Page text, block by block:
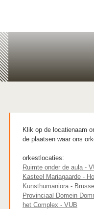
Klik op de locatienaam
de plaatsen waar ons
orkestlocaties:
Ruimte onder de aula -
Kasteel Mariagaarde -
Kunsthumaniora -
Provinciaal Domein
het Complex - VUB